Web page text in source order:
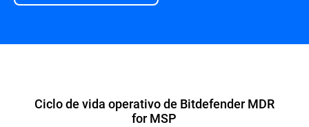
Ciclo de vida operativo de Bitdefender MDR
for MSP